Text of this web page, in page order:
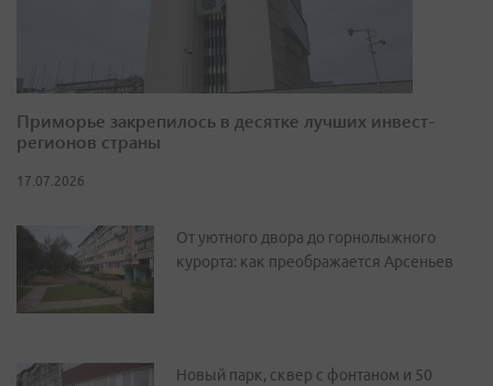
Приморье закрепилось в десятке лучших инвест-
регионов страны
17.07.2026
От уютного двора до горнолыжного
курорта: как преображается Арсеньев
Новый парк, сквер с фонтаном и 50